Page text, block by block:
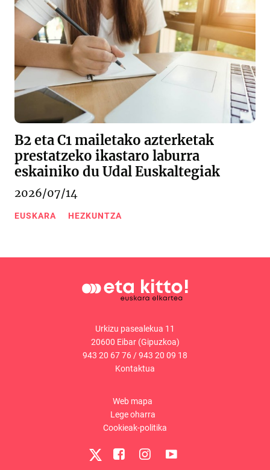
B2 eta C1 mailetako azterketak
prestatzeko ikastaro laburra
eskainiko du Udal Euskaltegiak
2026/07/14
EUSKARA HEZKUNTZA
Urkizu pasealekua 11
20600 Eibar (Gipuzkoa)
943 20 67 76 /943 20 09 18
Kontaktua
Web mapa
Lege oharra
Cookieak-politika